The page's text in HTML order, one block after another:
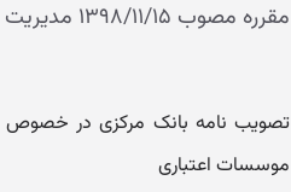
مقرره مصوب ۱۳۹۸/۱۱/۱۵ مدیریت کل مقررات،مجوزهای بانکی و مبارزه با پولشویی اداره مطالعات و مقررات بانکی
تصویب نامه بانک مرکزی در خصوص
موسسات اعتباری